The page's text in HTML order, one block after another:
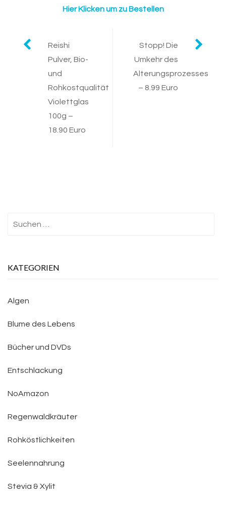
Hier Klicken um zu Bestellen
Post
navigation
Reishi
Pulver, Bio-
und
Rohkostqualität
Violettglas
100g –
18.90 Euro
Stopp! Die
Umkehr des
Alterungsprozesses
– 8.99 Euro
KATEGORIEN
Algen
Blume des Lebens
Bücher und DVDs
Entschlackung
NoAmazon
Regenwaldkräuter
Rohköstlichkeiten
Seelennahrung
Stevia & Xylit